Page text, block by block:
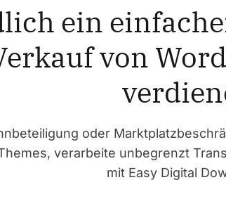
ein
von
oder
verarbeite unbegrenzt
mit Easy Digital